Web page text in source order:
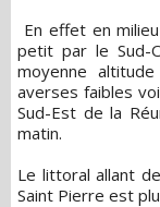
En effet en
petit par le Sud-
moyenne
averses faibles
Sud-Est de la
matin.
Le littoral allant
Saint Pierre est